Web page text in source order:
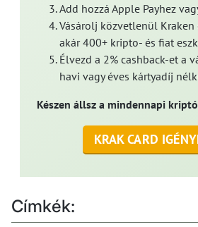
Add hozzá Apple Payhez
Vásárolj közvetlenül
akár 400+ kripto- és fiat
Élvezd a 2% cashback-et a
havi vagy éves kártyadíj
Készen állsz a mindennapi
KRAK CARD
Címkék: